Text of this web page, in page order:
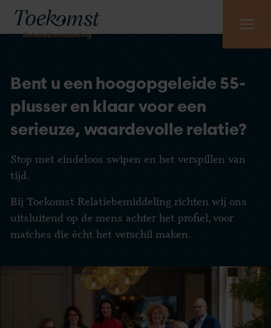
Meest gestelde vragen
Vraag gratis kennismaking aan
085 - 130 6965
Bent u een hoogopgeleide 55-
plusser en klaar voor een
serieuze, waardevolle relatie?
Stop met eindeloos swipen en het verspillen van
tijd.
Bij Toekomst Relatiebemiddeling richten wij ons
uitsluitend op de mens achter het profiel, voor
matches die écht het verschil maken.